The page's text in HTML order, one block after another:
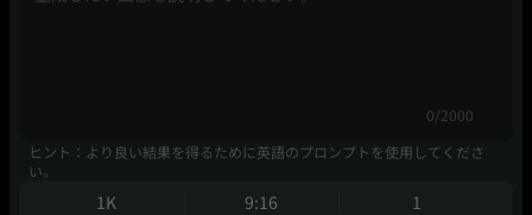
0/2000
ヒント：より良い結果を得るために英語のプロンプトを使用してくださ
い。
1K 9:16
1